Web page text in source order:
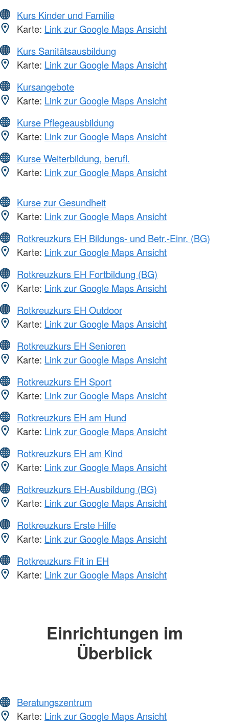
Kurs Kinder und Familie
Karte: Link zur Google Maps Ansicht
Kurs Sanitätsausbildung
Karte: Link zur Google Maps Ansicht
Kursangebote
Karte: Link zur Google Maps Ansicht
Kurse Pflegeausbildung
Karte: Link zur Google Maps Ansicht
Kurse Weiterbildung, berufl.
Karte: Link zur Google Maps Ansicht
Kurse zur Gesundheit
Karte: Link zur Google Maps Ansicht
Rotkreuzkurs EH Bildungs- und Betr.-Einr. (BG)
Karte: Link zur Google Maps Ansicht
Rotkreuzkurs EH Fortbildung (BG)
Karte: Link zur Google Maps Ansicht
Rotkreuzkurs EH Outdoor
Karte: Link zur Google Maps Ansicht
Rotkreuzkurs EH Senioren
Karte: Link zur Google Maps Ansicht
Rotkreuzkurs EH Sport
Karte: Link zur Google Maps Ansicht
Rotkreuzkurs EH am Hund
Karte: Link zur Google Maps Ansicht
Rotkreuzkurs EH am Kind
Karte: Link zur Google Maps Ansicht
Rotkreuzkurs EH-Ausbildung (BG)
Karte: Link zur Google Maps Ansicht
Rotkreuzkurs Erste Hilfe
Karte: Link zur Google Maps Ansicht
Rotkreuzkurs Fit in EH
Karte: Link zur Google Maps Ansicht
Einrichtungen im
Überblick
Beratungszentrum
Karte: Link zur Google Maps Ansicht